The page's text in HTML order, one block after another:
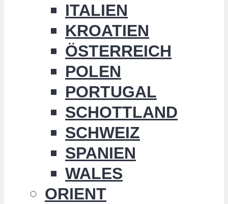
ITALIEN
KROATIEN
ÖSTERREICH
POLEN
PORTUGAL
SCHOTTLAND
SCHWEIZ
SPANIEN
WALES
ORIENT